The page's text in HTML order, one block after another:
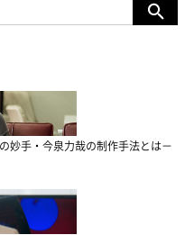
妙手・今泉力哉の制作手法とは－